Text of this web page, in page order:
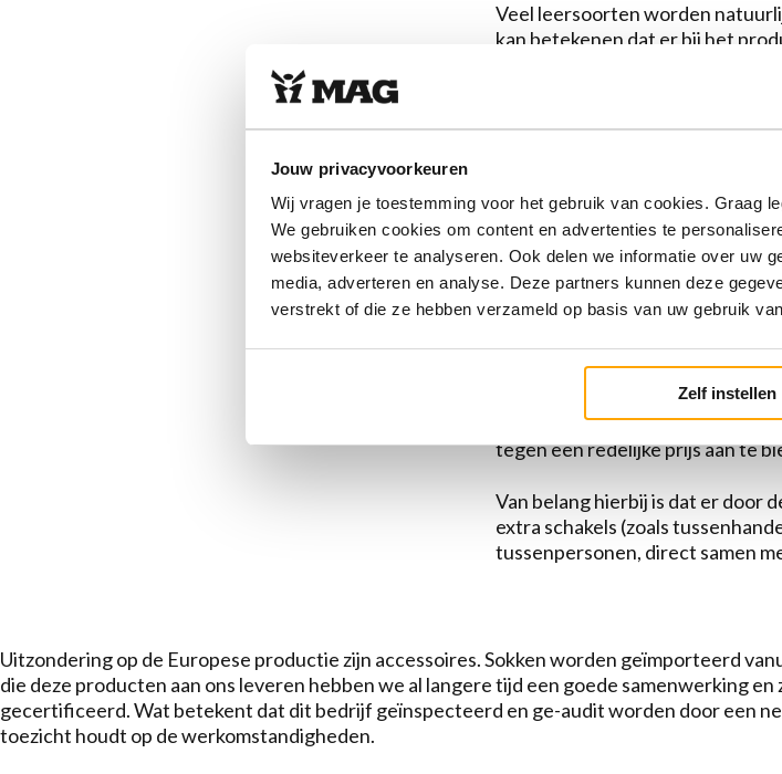
Jouw privacyvoorkeuren
Wij vragen je toestemming voor het gebruik van cookies. Graag
We gebruiken cookies om content en advertenties te
websiteverkeer te analyseren. Ook delen we informatie over uw
media, adverteren en analyse. Deze partners kunnen deze
verstrekt of die ze hebben verzameld op basis van uw gebruik
Zelf instellen
Veel leersoorten worden
kan betekenen dat er bij het
Bijzonder is het ‘Biocouro’
uiteindelijk ook nog 100%
zijn (zoals bijvoorbeeld een
Hoewel wij navraag doen naar
middelen en mogelijkheden
Handgemaakt betekent bij MAG
een machine houdt maar
handstiksels en poetseffecten
nonchalante karakter wat ze
Omdat we kiezen voor 100%
producenten hebben MAG
tegen een redelijke prijs aan te
Van belang hierbij is dat er door
extra schakels (zoals
tussenpersonen, direct samen
Uitzondering op de Europese productie zijn accessoires. Sokken worden geïmporteerd
die deze producten aan ons leveren hebben we al langere tijd een goede samenwerking en
gecertificeerd. Wat betekent dat dit bedrijf geïnspecteerd en ge-audit worden door een
toezicht houdt op de werkomstandigheden.